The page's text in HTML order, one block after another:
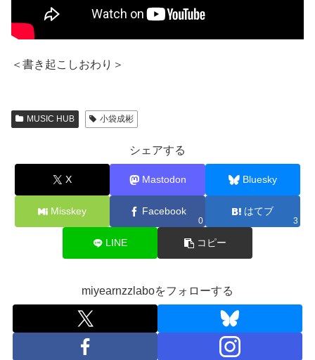
＜書き起こしおわり＞
MUSIC HUB 小袋成彬
シェアする
X Mastodon Bluesky
Misskey Facebook
0
はてブ
3
LINE コピー
miyearnzzlaboをフォローする